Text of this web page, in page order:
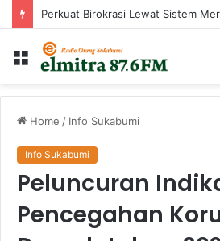
Menu
Home / Info Sukabumi
Info Sukabumi
Peluncuran
Pencegahan